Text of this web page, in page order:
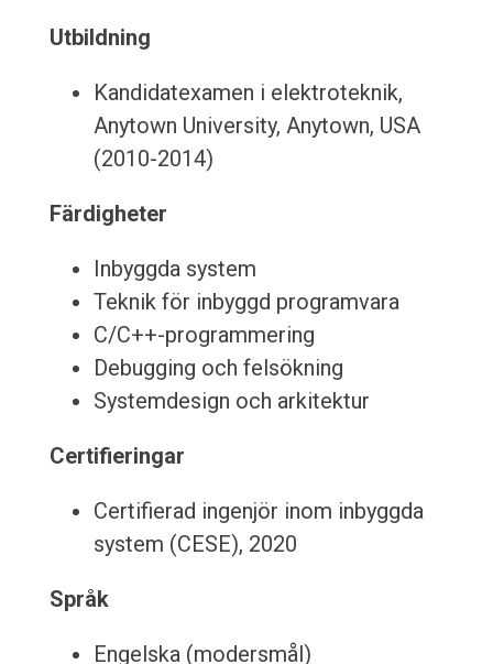
Utbildning
Kandidatexamen i elektroteknik,
Anytown University, Anytown, USA
(2010-2014)
Färdigheter
Inbyggda system
Teknik för inbyggd programvara
C/C++-programmering
Debugging och felsökning
Systemdesign och arkitektur
Certifieringar
Certifierad ingenjör inom inbyggda
system (CESE), 2020
Språk
Engelska (modersmål)